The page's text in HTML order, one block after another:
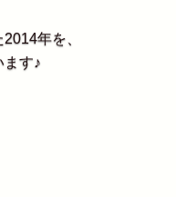
年を、
す♪